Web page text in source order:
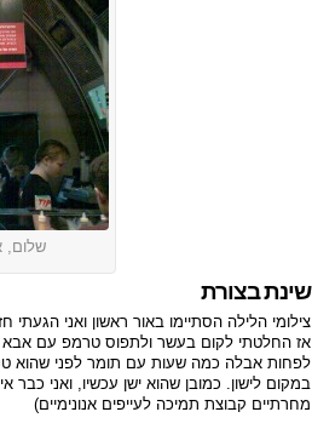
שלום,
שינת בצורת
צילומי הלילה הסתיימו באור ראשון ואני
אז החלטתי לקום בעשר ולתפוס טרמפ עם אבא
לפחות אבלה כמה שעות עם תומר לפני שהוא
מחרתיים קבוצת תמיכה לעייפים אנונימיים)